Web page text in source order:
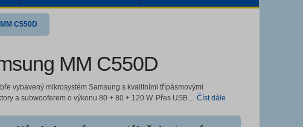
C550D
MM C550D
vybavený mikrosystém Samsung s kvalitními třípásmovými
a subwooferem o výkonu 80 + 80 + 120 W. Přes USB… Číst dále